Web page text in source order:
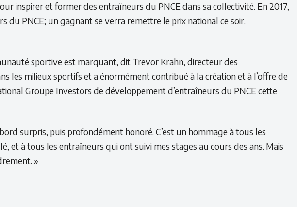
inspirer et former des entraîneurs du PNCE dans sa collectivité. En 2017,
du PNCE; un gagnant se verra remettre le prix national ce soir.
sportive est marquant, dit Trevor Krahn, directeur des
les milieux sportifs et a énormément contribué à la création et à l’offre de
Groupe Investors de développement d’entraîneurs du PNCE cette
surpris, puis profondément honoré. C’est un hommage à tous les
et à tous les entraîneurs qui ont suivi mes stages au cours des ans. Mais
»